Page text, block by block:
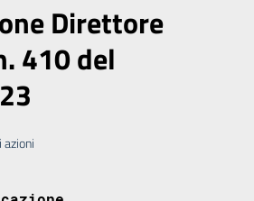
Direttore
410 del
azioni